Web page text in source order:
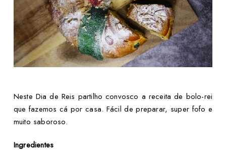
Neste Dia de Reis partilho convosco a receita de bolo-rei
que fazemos cá por casa. Fácil de preparar, super fofo e
muito saboroso.
Ingredientes